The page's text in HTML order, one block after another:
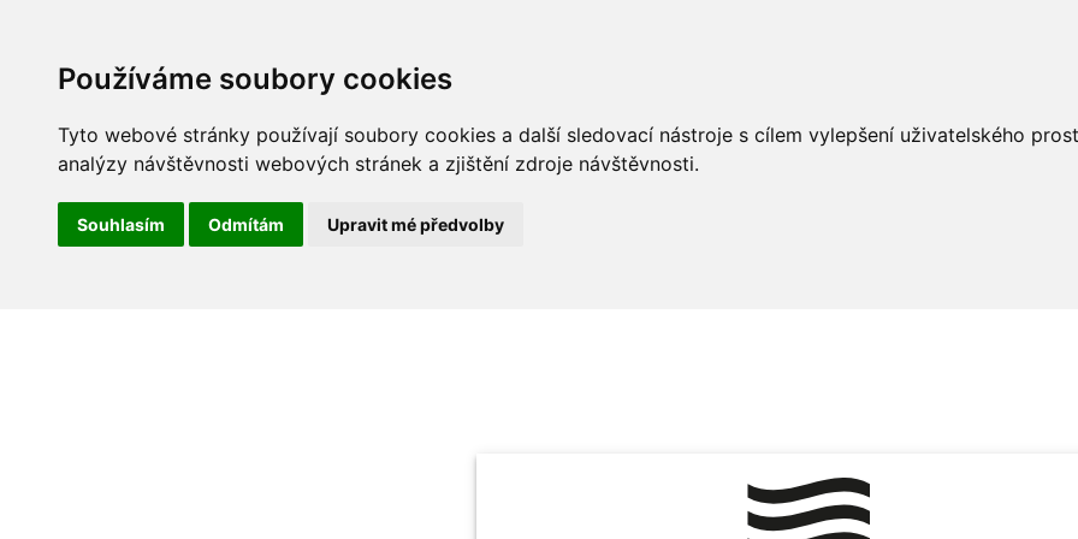
Používáme soubory cookies
Tyto webové stránky používají soubory cookies a další sledovací nástroje s cílem vylepšení uživatelského
analýzy návštěvnosti webových stránek a zjištění zdroje návštěvnosti.
Souhlasím Odmítám Upravit mé předvolby